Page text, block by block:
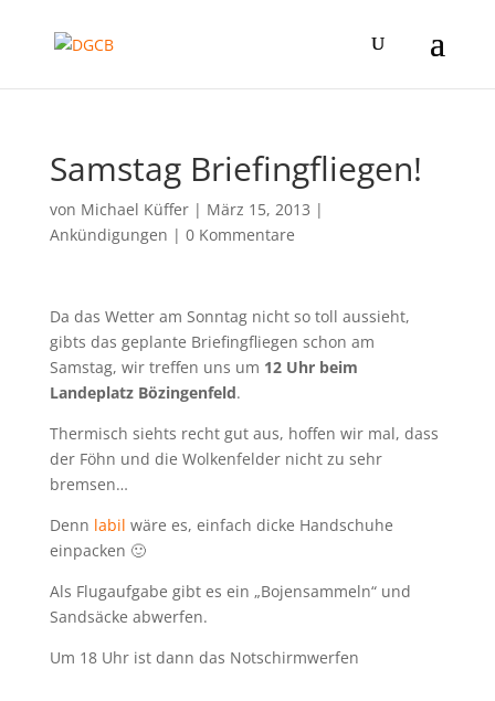
Samstag Briefingfliegen!
von Michael Küffer| März 15, 2013 |
Ankündigungen | 0 Kommentare
Da das Wetter am Sonntag nicht so toll aussieht,
gibts das geplante Briefingfliegen schon am
Samstag, wir treffen uns um 12 Uhr beim
Landeplatz Bözingenfeld.
Thermisch siehts recht gut aus, hoffen wir mal, dass
der Föhn und die Wolkenfelder nicht zu sehr
bremsen…
Denn labil wäre es, einfach dicke Handschuhe
einpacken 🙂
Als Flugaufgabe gibt es ein „Bojensammeln“ und
Sandsäcke abwerfen.
Um 18 Uhr ist dann das Notschirmwerfen